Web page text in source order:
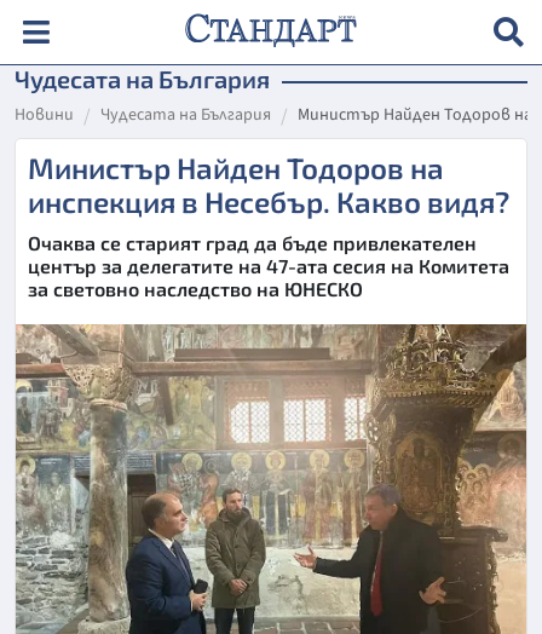
Чудесата на България
Новини Чудесата на България Министър Найден Тодоров на
Министър Найден Тодоров на
инспекция в Несебър. Какво видя?
Очаква се старият град да бъде привлекателен
център за делегатите на 47-ата сесия на Комитета
за световно наследство на ЮНЕСКО